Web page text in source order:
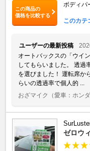
この商品の
価格を比較する
ボディパ
このカテ
ユーザーの最新投稿
オートバックスの「ウイ
してもらいました。 透過
を選びました！ 運転席か
らいの透過率で個人的 ...
おざマイク
（愛車：ホン
ゼロウ